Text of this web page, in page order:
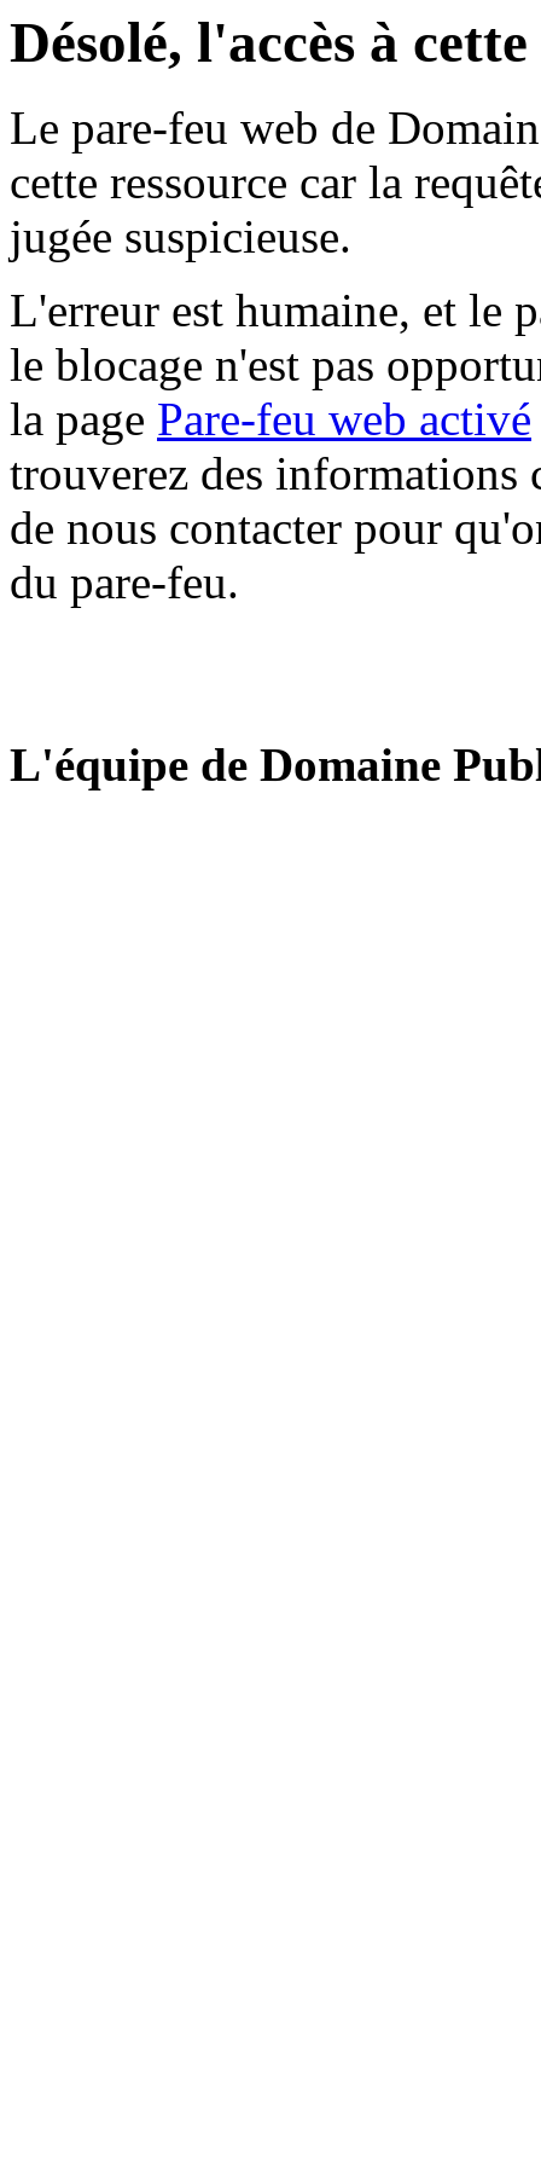
Désolé, l'accès à
Le pare-feu web de
cette ressource car la
jugée suspicieuse.
L'erreur est humaine, et le
le blocage n'est pas
la page Pare-feu web activé
trouverez des informations
de nous contacter pour
du pare-feu.
L'équipe de Domaine